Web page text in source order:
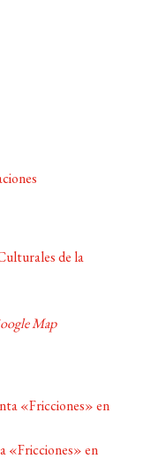
de la
Map
«Fricciones» en
«Fricciones» en